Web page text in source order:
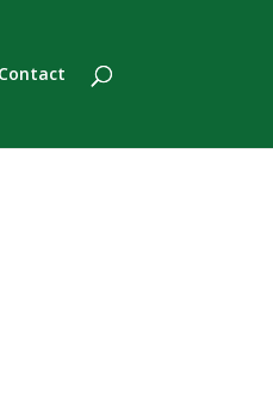
Contact